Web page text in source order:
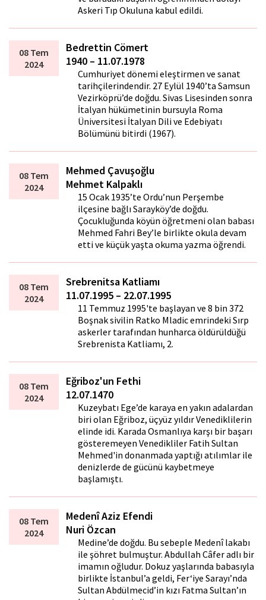
Askeri Tıp Okuluna kabul edildi.
08 Tem
2024
Bedrettin Cömert
1940 – 11.07.1978
Cumhuriyet dönemi eleştirmen ve sanat
tarihçilerindendir. 27 Eylül 1940’ta Samsun
Vezirköprü’de doğdu. Sivas Lisesinden sonra
İtalyan hükümetinin bursuyla Roma
Üniversitesi İtalyan Dili ve Edebiyatı
Bölümünü bitirdi (1967).
08 Tem
2024
Mehmed Çavuşoğlu
Mehmet Kalpaklı
15 Ocak 1935’te Ordu’nun Perşembe
ilçesine bağlı Sarayköy’de doğdu.
Çocukluğunda köyün öğretmeni olan babası
Mehmed Fahri Bey’le birlikte okula devam
etti ve küçük yaşta okuma yazma öğrendi.
08 Tem
2024
Srebrenitsa Katliamı
11.07.1995 – 22.07.1995
11 Temmuz 1995'te başlayan ve 8 bin 372
Boşnak sivilin Ratko Mladic emrindeki Sırp
askerler tarafından hunharca öldürüldüğü
Srebrenista Katliamı, 2.
08 Tem
2024
Eğriboz'un Fethi
12.07.1470
Kuzeybatı Ege’de karaya en yakın adalardan
biri olan Eğriboz, üçyüz yıldır Venediklilerin
elinde idi. Karada Osmanlıya karşı bir başarı
gösteremeyen Venedikliler Fatih Sultan
Mehmed'in donanmada yaptığı atılımlar ile
denizlerde de gücünü kaybetmeye
başlamıştı.
08 Tem
2024
Medenî Aziz Efendi
Nuri Özcan
Medine’de doğdu. Bu sebeple Medenî lakabı
ile şöhret bulmuştur. Abdullah Câfer adlı bir
imamın oğludur. Dokuz yaşlarında babasıyla
birlikte İstanbul’a geldi, Fer‘iye Sarayı’nda
Sultan Abdülmecid’in kızı Fatma Sultan’ın